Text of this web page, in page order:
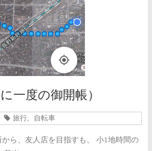
一度の御開帳）
旅行, 自転車
ら、友人店を目指すも、 小1地時間の